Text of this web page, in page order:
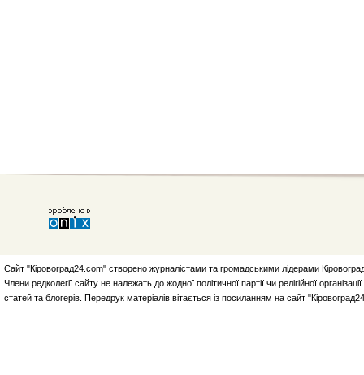
Сайт "Кіровоград24.com" створено журналістами та громадськими лідерами
Члени редколегії сайту не належать до жодної політичної партії чи релігійної
статей та блогерів. Передрук матеріалів вітається із посиланням на сайт